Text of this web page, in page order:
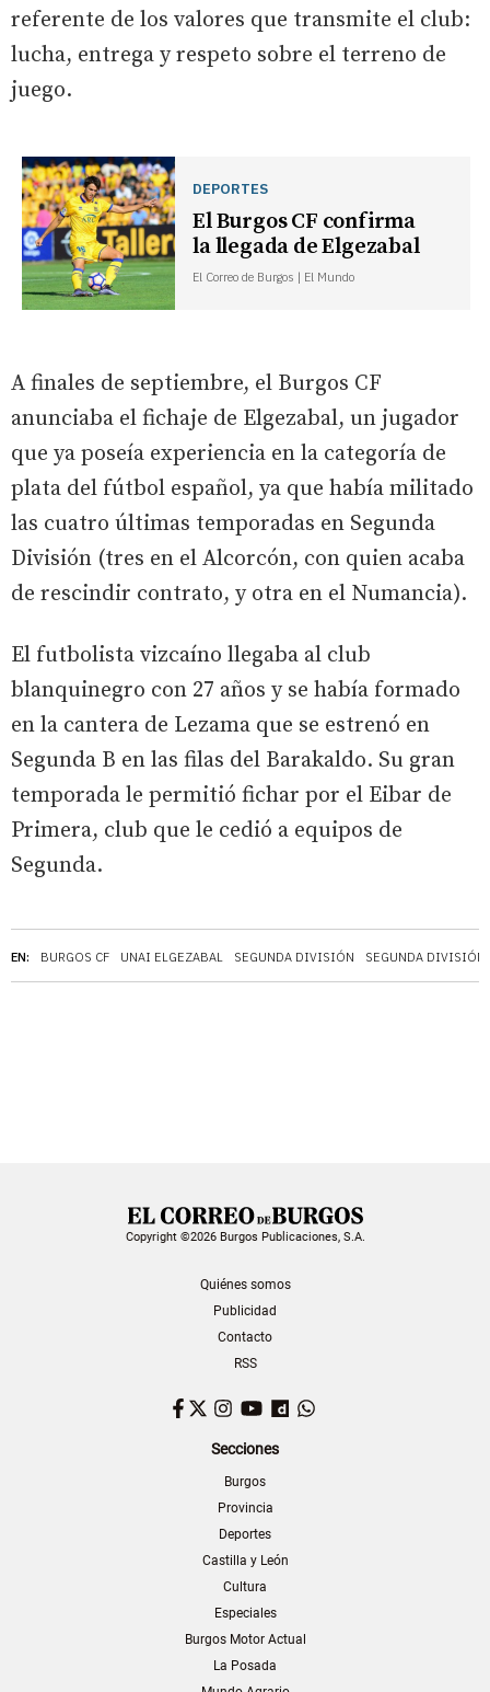
EN: BURGOS CF UNAI ELGEZABAL SEGUNDA DIVISIÓN SEGUNDA DIVISIÓN
referente de los valores que transmite el club:
lucha, entrega y respeto sobre el terreno de
juego.
DEPORTES
El Burgos CF confirma
la llegada de Elgezabal
El Correo de Burgos | El Mundo
A finales de septiembre, el Burgos CF
anunciaba el fichaje de Elgezabal, un jugador
que ya poseía experiencia en la categoría de
plata del fútbol español, ya que había militado
las cuatro últimas temporadas en Segunda
División (tres en el Alcorcón, con quien acaba
de rescindir contrato, y otra en el Numancia).
El futbolista vizcaíno llegaba al club
blanquinegro con 27 años y se había formado
en la cantera de Lezama que se estrenó en
Segunda B en las filas del Barakaldo. Su gran
temporada le permitió fichar por el Eibar de
Primera, club que le cedió a equipos de
Segunda.
Copyright ©2026 Burgos Publicaciones, S.A.
Quiénes somos
Publicidad
Contacto
RSS
Facebook
TwitterInstagram
YouTubeDailymotion
Secciones
Burgos
Provincia
Deportes
Castilla y León
Cultura
Especiales
Burgos Motor Actual
La Posada